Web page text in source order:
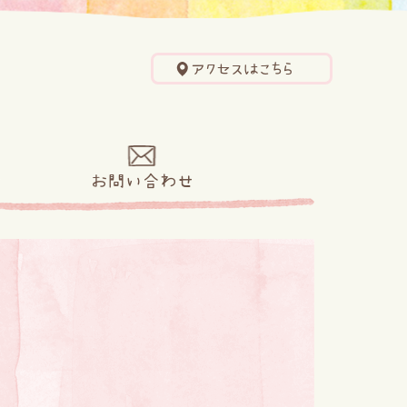
アクセスはこちら
お問い合わせ